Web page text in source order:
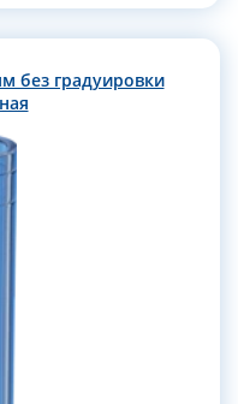
без градуировки